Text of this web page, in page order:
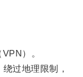
）。
过地理限制，